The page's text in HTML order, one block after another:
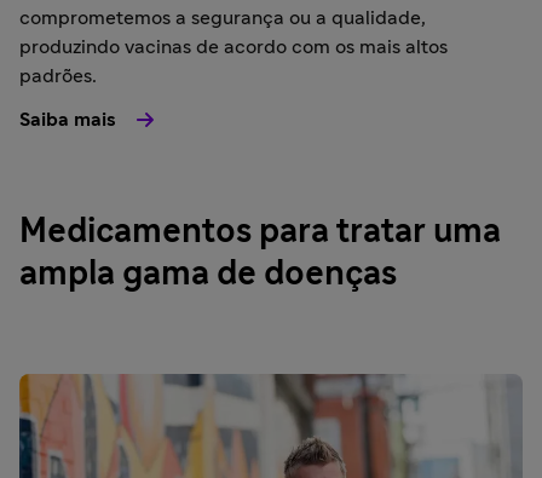
comprometemos a segurança ou a qualidade,
produzindo vacinas de acordo com os mais altos
padrões.
Saiba mais
Medicamentos para tratar uma
ampla gama de doenças